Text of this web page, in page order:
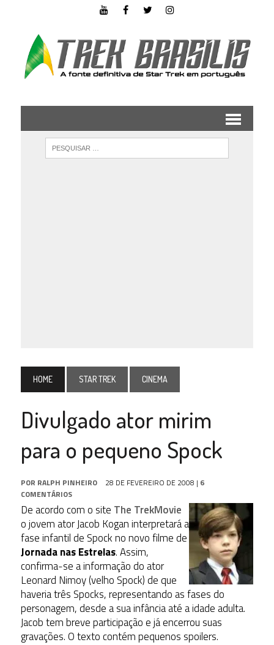
HOME STAR TREK CINEMA
Divulgado ator mirim
para o pequeno Spock
POR RALPH PINHEIRO 28 DE FEVEREIRO DE 2008 | 6
COMENTÁRIOS
De acordo com o site The TrekMovie
o jovem ator Jacob Kogan interpretará a
fase infantil de Spock no novo filme de
Jornada nas Estrelas. Assim,
confirma-se a informação do ator
Leonard Nimoy (velho Spock) de que
haveria três Spocks, representando as fases do
personagem, desde a sua infância até a idade adulta.
Jacob tem breve participação e já encerrou suas
gravações. O texto contém pequenos spoilers.